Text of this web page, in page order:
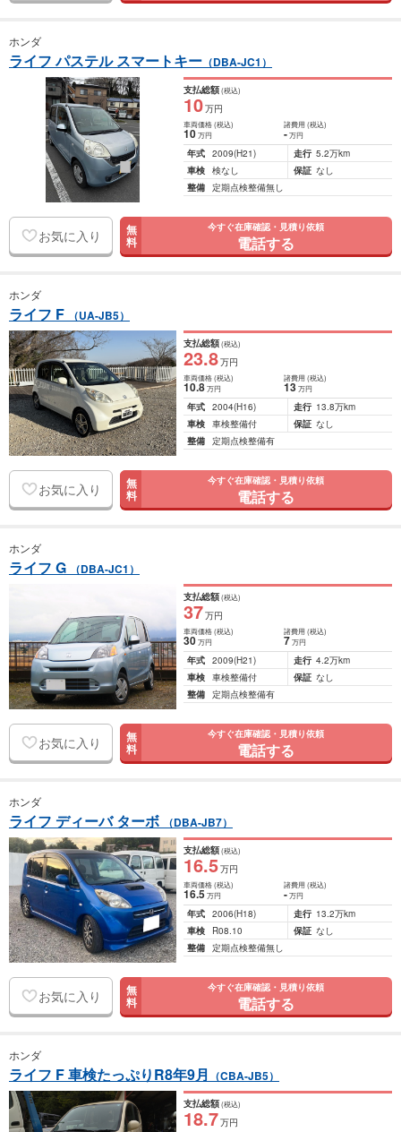
ホンダ
ライフ パステル スマートキー （DBA-JC1）
支払総額(税込)
10万円
車両価格(税込)
10万円
諸費用 (税込)
- 万円
年式 2009(H21) 走行 5.2万km
車検 検なし 保証 なし
整備 定期点検整備無し
お気に入り 無
料
今すぐ在庫確認・見積り依頼
電話する
ホンダ
ライフ F （UA-JB5）
支払総額(税込)
23.8万円
車両価格(税込)
10.8万円
諸費用 (税込)
13 万円
年式 2004(H16) 走行 13.8万km
車検 車検整備付 保証 なし
整備 定期点検整備有
お気に入り 無
料
今すぐ在庫確認・見積り依頼
電話する
ホンダ
ライフ G （DBA-JC1）
支払総額(税込)
37万円
車両価格(税込)
30万円
諸費用 (税込)
7 万円
年式 2009(H21) 走行 4.2万km
車検 車検整備付 保証 なし
整備 定期点検整備有
お気に入り 無
料
今すぐ在庫確認・見積り依頼
電話する
ホンダ
ライフ ディーバ ターボ （DBA-JB7）
支払総額(税込)
16.5万円
車両価格(税込)
16.5万円
諸費用 (税込)
- 万円
年式 2006(H18) 走行 13.2万km
車検
R08.10 保証 なし
整備 定期点検整備無し
お気に入り 無
料
今すぐ在庫確認・見積り依頼
電話する
ホンダ
ライフ F 車検たっぷりR8年9月 （CBA-JB5）
支払総額(税込)
18.7万円